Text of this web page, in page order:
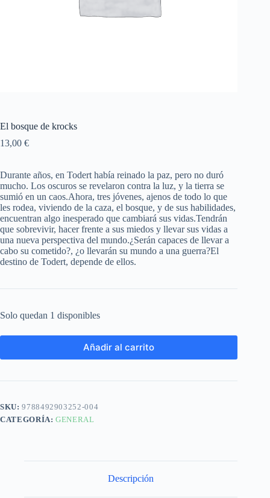
El bosque de krocks
13,00 €
Durante años, en Todert había reinado la paz, pero no duró
mucho. Los oscuros se revelaron contra la luz, y la tierra se
sumió en un caos.Ahora, tres jóvenes, ajenos de todo lo que
les rodea, viviendo de la caza, el bosque, y de sus habilidades,
encuentran algo inesperado que cambiará sus vidas.Tendrán
que sobrevivir, hacer frente a sus miedos y llevar sus vidas a
una nueva perspectiva del mundo.¿Serán capaces de llevar a
cabo su cometido?, ¿o llevarán su mundo a una guerra?El
destino de Todert, depende de ellos.
Solo quedan 1 disponibles
Añadir al carrito
SKU:9788492903252-004
CATEGORÍA:GENERAL
Descripción